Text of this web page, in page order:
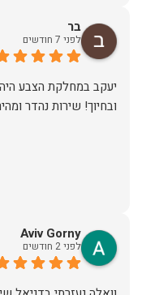
בר
לפני 7 חודשים
יעקב במחלקת הצבע
ובחיוך! שירות נהדר
Aviv Gorny
לפני 2 חודשים